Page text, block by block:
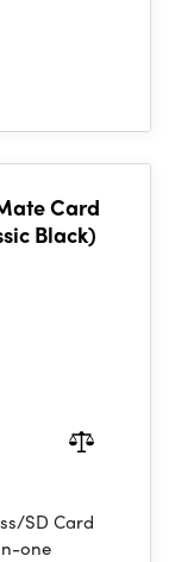
Card
Black)
SD Card
one